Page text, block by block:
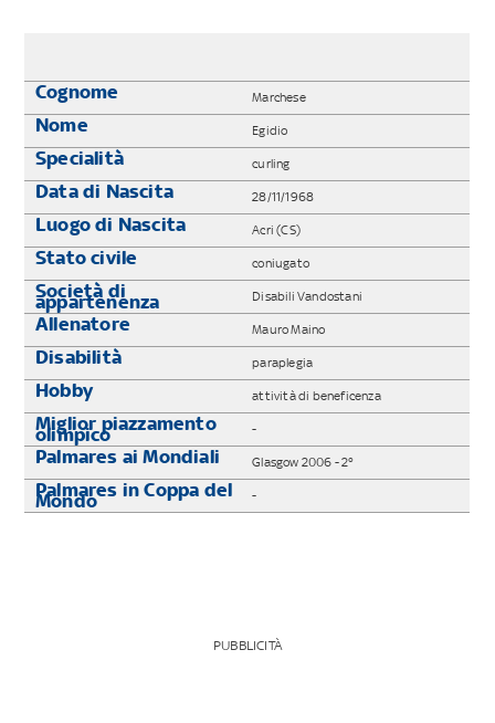
Cognome Marchese
Nome Egidio
Specialità curling
Data di Nascita 28/11/1968
Luogo di Nascita Acri (CS)
Stato civile coniugato
Società di
appartenenza Disabili Vandostani
Allenatore Mauro Maino
Disabilità paraplegia
Hobby attività di beneficenza
Miglior piazzamento
olimpico -
Palmares ai Mondiali Glasgow 2006 - 2°
Palmares in Coppa del
Mondo -
PUBBLICITÀ